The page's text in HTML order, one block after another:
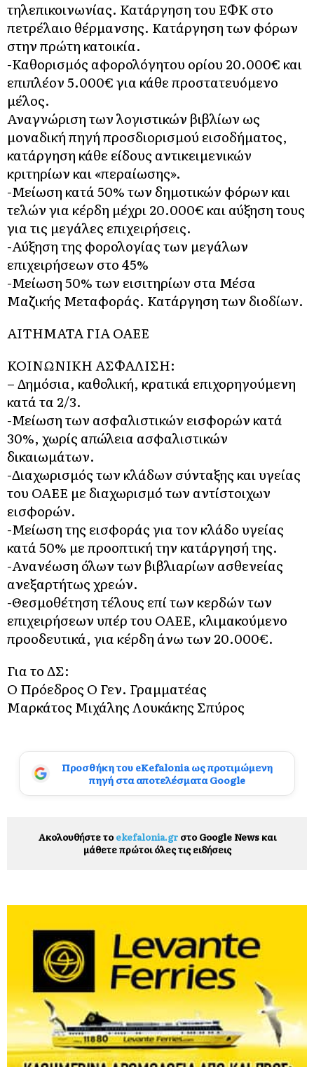
τηλεπικοινωνίας. Κατάργηση του ΕΦΚ στο
πετρέλαιο θέρμανσης. Κατάργηση των φόρων
στην πρώτη κατοικία.
-Καθορισμός αφορολόγητου ορίου 20.000€ και
επιπλέον 5.000€ για κάθε προστατευόμενο
μέλος.
Αναγνώριση των λογιστικών βιβλίων ως
μοναδική πηγή προσδιορισμού εισοδήματος,
κατάργηση κάθε είδους αντικειμενικών
κριτηρίων και «περαίωσης».
-Μείωση κατά 50% των δημοτικών φόρων και
τελών για κέρδη μέχρι 20.000€ και αύξηση τους
για τις μεγάλες επιχειρήσεις.
-Αύξηση της φορολογίας των μεγάλων
επιχειρήσεων στο 45%
-Μείωση 50% των εισιτηρίων στα Μέσα
Μαζικής Μεταφοράς. Κατάργηση των διοδίων.
ΑΙΤΗΜΑΤΑ ΓΙΑ ΟΑΕΕ
ΚΟΙΝΩΝΙΚΗ ΑΣΦΑΛΙΣΗ:
– Δημόσια, καθολική, κρατικά επιχορηγούμενη
κατά τα 2/3.
-Μείωση των ασφαλιστικών εισφορών κατά
30%, χωρίς απώλεια ασφαλιστικών
δικαιωμάτων.
-Διαχωρισμός των κλάδων σύνταξης και υγείας
του ΟΑΕΕ με διαχωρισμό των αντίστοιχων
εισφορών.
-Μείωση της εισφοράς για τον κλάδο υγείας
κατά 50% με προοπτική την κατάργησή της.
-Ανανέωση όλων των βιβλιαρίων ασθενείας
ανεξαρτήτως χρεών.
-Θεσμοθέτηση τέλους επί των κερδών των
επιχειρήσεων υπέρ του ΟΑΕΕ, κλιμακούμενο
προοδευτικά, για κέρδη άνω των 20.000€.
Για το ΔΣ:
Ο Πρόεδρος Ο Γεν. Γραμματέας
Μαρκάτος Μιχάλης Λουκάκης Σπύρος
Προσθήκη του eKefalonia ως προτιμώμενη
πηγή στα αποτελέσματα Google
Ακολουθήστε το ekefalonia.grστο Google News και
μάθετε πρώτοι όλες τις ειδήσεις